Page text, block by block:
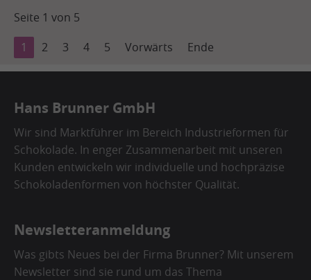
Seite 1 von 5
1
2 3 4 5 Vorwärts Ende
Hans Brunner GmbH
Wir sind Marktführer im Bereich Industrieformen für
Schokolade. In enger Zusammenarbeit mit unseren
Kunden entwickeln wir individuelle und hochpräzise
Schokoladenformen von höchster Qualität.
Newsletteranmeldung
Was gibts Neues bei der Firma Brunner? Mit unserem
Newsletter sind sie rund um das Thema